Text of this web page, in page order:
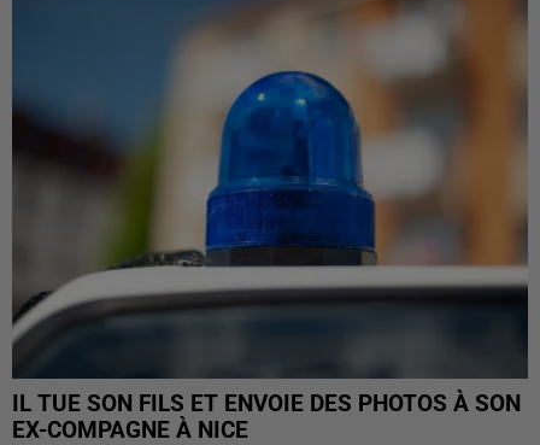
IL TUE SON FILS ET ENVOIE DES PHOTOS À SON
EX-COMPAGNE À NICE